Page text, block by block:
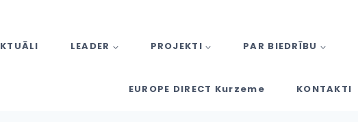
LEADER PROJEKTI PAR BIEDRĪBU
EUROPE DIRECT Kurzeme KONTAKTI